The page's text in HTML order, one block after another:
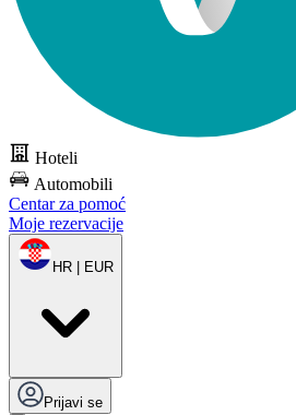
Hoteli
Automobili
Centar za pomoć
Moje rezervacije
HR | EUR
Prijavi se